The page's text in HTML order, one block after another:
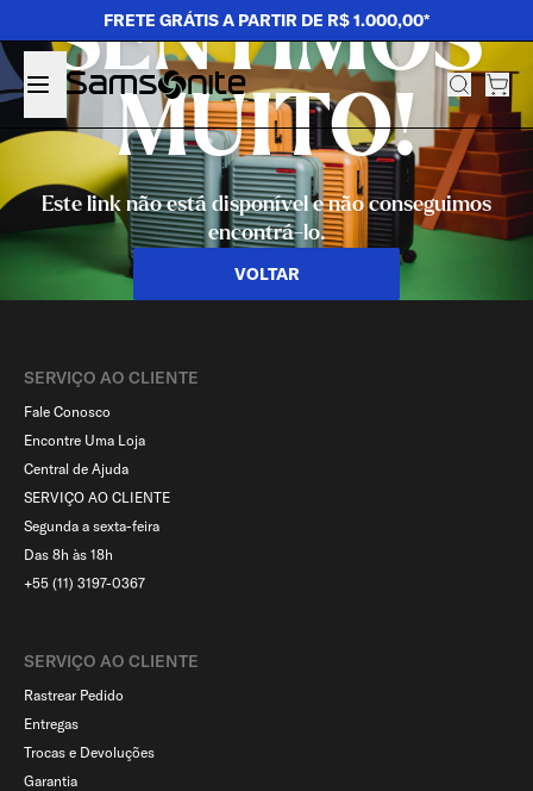
FRETE GRÁTIS A PARTIR DE R$ 1.000,00*
SENTIMOS
MUITO!
Este link não está disponível e não conseguimos
encontrá-lo.
VOLTAR
SERVIÇO AO CLIENTE​
Fale Conosco
Encontre Uma Loja
Central de Ajuda
SERVIÇO AO CLIENTE
Segunda a sexta-feira
Das 8h às 18h
+55 (11) 3197-0367
SERVIÇO AO CLIENTE​
Rastrear Pedido
Entregas
Trocas e Devoluções
Garantia